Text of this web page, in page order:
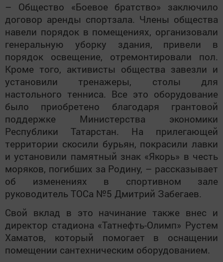
– Общество «Боевое братство» заключило
договор аренды спортзала. Члены общества
навели порядок в помещениях­, организовали
генеральную уборку здания, привели в
порядок освещение, отремонтировали пол.
Кроме того, активисты общества завезли и
установили тренажеры, столы для
настольного тенниса. Все это оборудование
было приобретено благодаря грантовой
поддержке Министерства экономики
Республики Татарстан. На прилегающей
территории скосили бурьян, покрасили лавки
и установили памятный знак «Якорь» в честь
моряков, погибших за Родину, – рассказывает
об изменениях в спортивном зале
руководитель ТОСа №5 Дмитрий Забегаев.
Свой вклад в это начинание также внес и
директор стадиона «Татнефть-Олимп» Рустем
Хаматов, который помогает в оснащении
помещении сантехническим оборудованием.